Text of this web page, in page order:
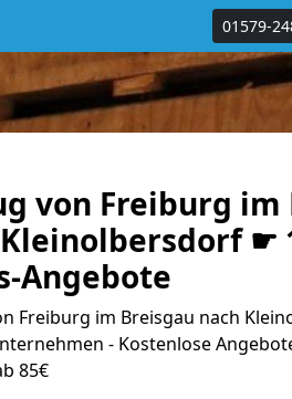
01579-
von Freiburg im
☛
Angebote
Freiburg im Breisgau nach
- Kostenlose
85€